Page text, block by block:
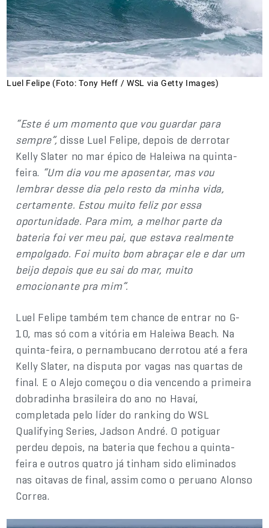
Luel Felipe (Foto: Tony Heff / WSL via Getty Images)
“Este é um momento que vou guardar para
sempre”, disse Luel Felipe, depois de derrotar
Kelly Slater no mar épico de Haleiwa na quinta-
feira. “Um dia vou me aposentar, mas vou
lembrar desse dia pelo resto da minha vida,
certamente. Estou muito feliz por essa
oportunidade. Para mim, a melhor parte da
bateria foi ver meu pai, que estava realmente
empolgado. Foi muito bom abraçar ele e dar um
beijo depois que eu sai do mar, muito
emocionante pra mim”.
Luel Felipe também tem chance de entrar no G-
10, mas só com a vitória em Haleiwa Beach. Na
quinta-feira, o pernambucano derrotou até a fera
Kelly Slater, na disputa por vagas nas quartas de
final. E o Alejo começou o dia vencendo a primeira
dobradinha brasileira do ano no Havaí,
completada pelo líder do ranking do WSL
Qualifying Series, Jadson André. O potiguar
perdeu depois, na bateria que fechou a quinta-
feira e outros quatro já tinham sido eliminados
nas oitavas de final, assim como o peruano Alonso
Correa.